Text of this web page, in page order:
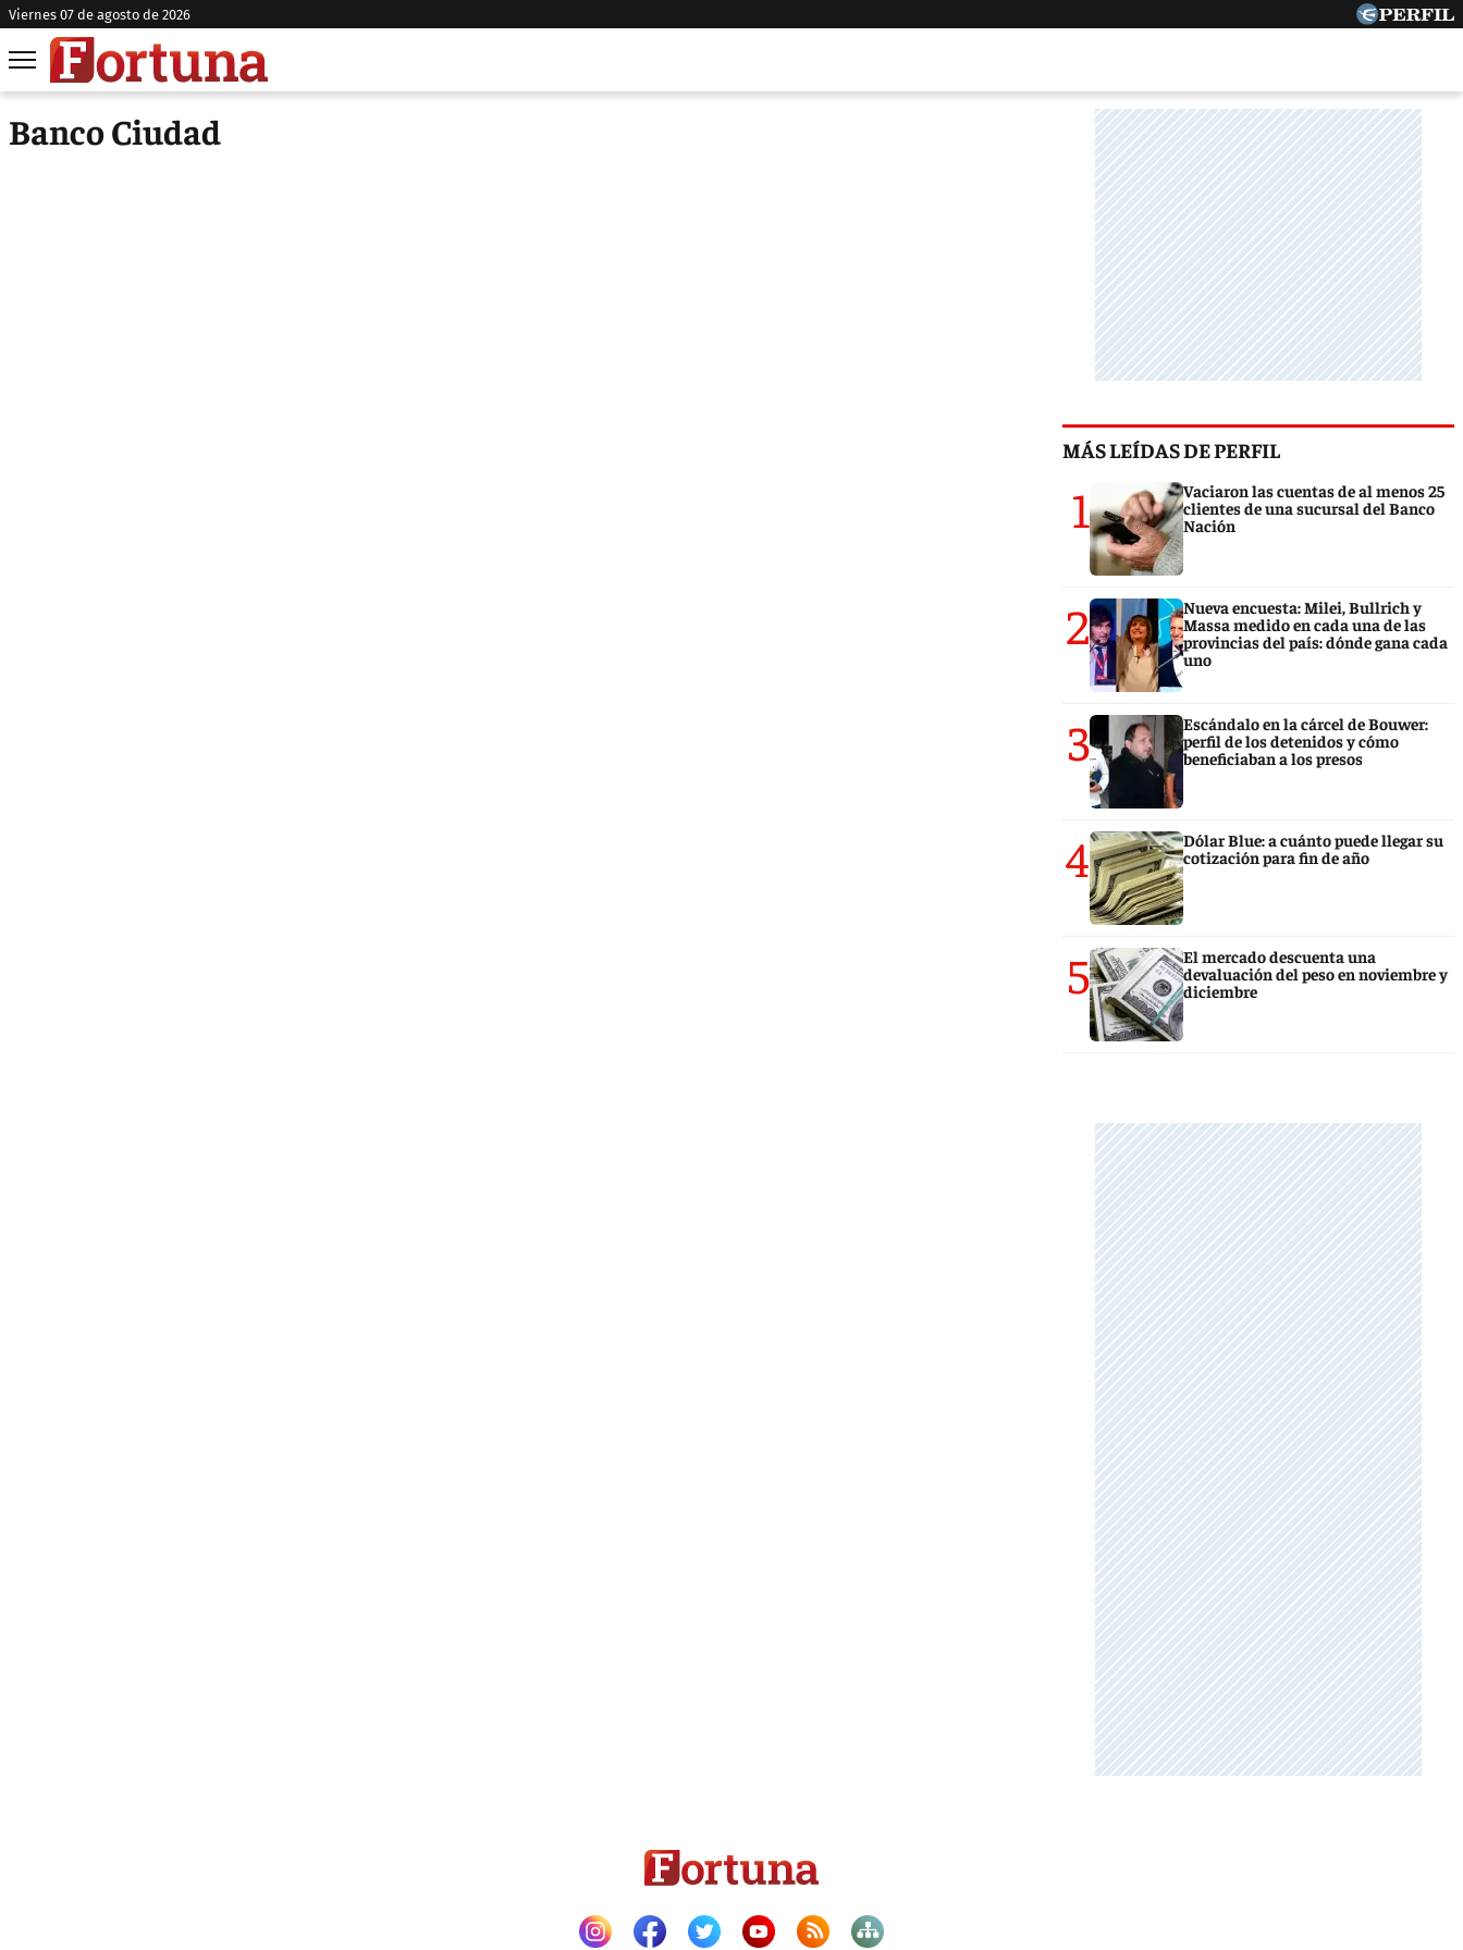
viernes 07 de agosto de 2026
Banco Ciudad
MÁS LEÍDAS DE PERFIL
1
Vaciaron las cuentas de al menos 25
clientes de una sucursal del Banco
Nación
2
Nueva encuesta: Milei, Bullrich y
Massa medido en cada una de las
provincias del país: dónde gana cada
uno
3
Escándalo en la cárcel de Bouwer:
perfil de los detenidos y cómo
beneficiaban a los presos
4
Dólar Blue: a cuánto puede llegar su
cotización para fin de año
5
El mercado descuenta una
devaluación del peso en noviembre y
diciembre